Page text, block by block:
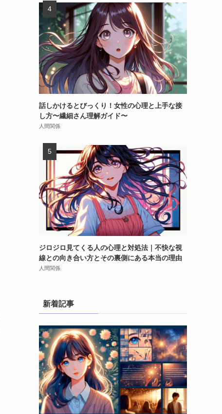
話しかけるとびっくり！女性の心理と上手な接
し方〜繊細さん理解ガイド〜
人間関係
ジロジロ見てくる人の心理と対処法｜不快な視
線との向き合い方とその裏側にある本当の理由
人間関係
新着記事